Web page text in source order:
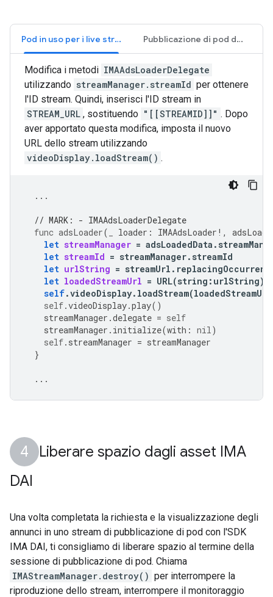
Pod in uso per i live streaming Pubblicazione di pod di stream VOD
Modifica i metodi IMAAdsLoaderDelegate
utilizzando streamManager.streamId per ottenere
l'ID stream. Quindi, inserisci l'ID stream in
STREAM_URL , sostituendo "[[STREAMID]]" . Dopo
aver apportato questa modifica, imposta il nuovo
URL dello stream utilizzando
videoDisplay.loadStream() .
...
// MARK: - IMAAdsLoaderDelegate
func adsLoader( loader : IMAAdsLoader !,
let streamManager = adsLoadedData .
let streamId = streamManager. streamId
let urlString = streamUrl .
let loadedStreamUrl = URL(string : urlString)
self.videoDisplay. loadStream(loadedStreamUrl
self.videoDisplay.play()
streamManager .delegate = self
streamManager . initialize(with : nil)
self. streamManager = streamManager
}
...
Liberare spazio dagli asset IMA
DAI
Una volta completata la richiesta e la visualizzazione degli
annunci in uno stream di pubblicazione di pod con l'SDK
IMA DAI, ti consigliamo di liberare spazio al termine della
sessione di pubblicazione di pod. Chiama
IMAStreamManager.destroy() per interrompere la
riproduzione dello stream, interrompere il monitoraggio